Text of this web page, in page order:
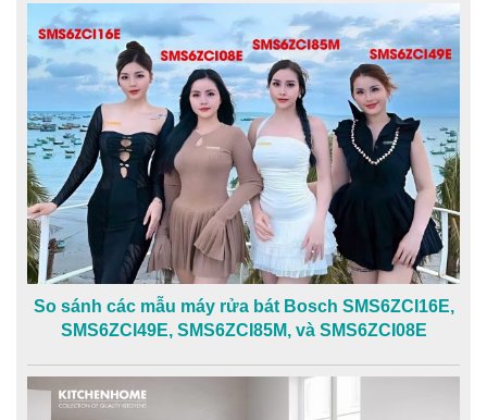
So sánh các mẫu máy rửa bát Bosch SMS6ZCI16E,
SMS6ZCI49E, SMS6ZCI85M, và SMS6ZCI08E